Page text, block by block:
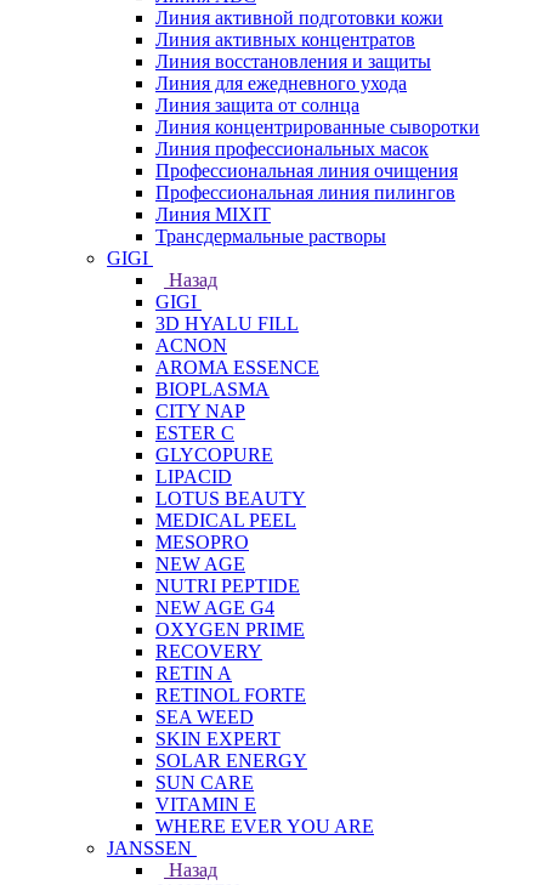
Линия активной подготовки кожи
Линия активных концентратов
Линия восстановления и защиты
Линия для ежедневного ухода
Линия защита от солнца
Линия концентрированные сыворотки
Линия профессиональных масок
Профессиональная линия очищения
Профессиональная линия пилингов
Линия MIXIT
Трансдермальные растворы
GIGI
Назад
GIGI
3D HYALU FILL
ACNON
AROMA ESSENCE
BIOPLASMA
CITY NAP
ESTER C
GLYCOPURE
LIPACID
LOTUS BEAUTY
MEDICAL PEEL
MESOPRO
NEW AGE
NUTRI PEPTIDE
NEW AGE G4
OXYGEN PRIME
RECOVERY
RETIN A
RETINOL FORTE
SEA WEED
SKIN EXPERT
SOLAR ENERGY
SUN CARE
VITAMIN E
WHERE EVER YOU ARE
JANSSEN
Назад